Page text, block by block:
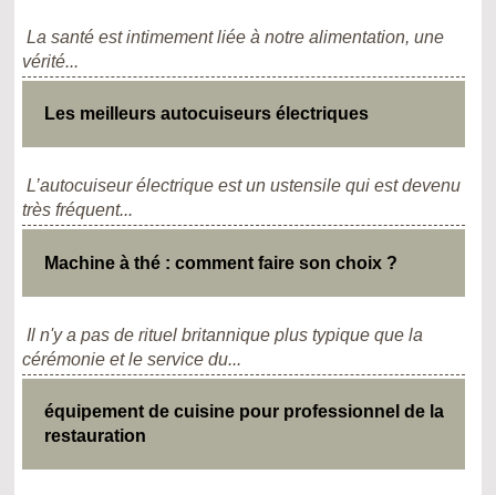
La santé est intimement liée à notre alimentation, une
vérité...
Les meilleurs autocuiseurs électriques
L’autocuiseur électrique est un ustensile qui est devenu
très fréquent...
Machine à thé : comment faire son choix ?
Il n'y a pas de rituel britannique plus typique que la
cérémonie et le service du...
équipement de cuisine pour professionnel de la
restauration